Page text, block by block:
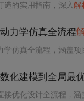
造的实用指南，深入解
力学仿真全流程
/移动副）精确建模、驱动载荷与重力设置、求解配置及后处理分析；
化建模到全局最
与NLPQL等核心优化算法选型依据、五阶段优化实施步骤，以及求解不收敛、结果